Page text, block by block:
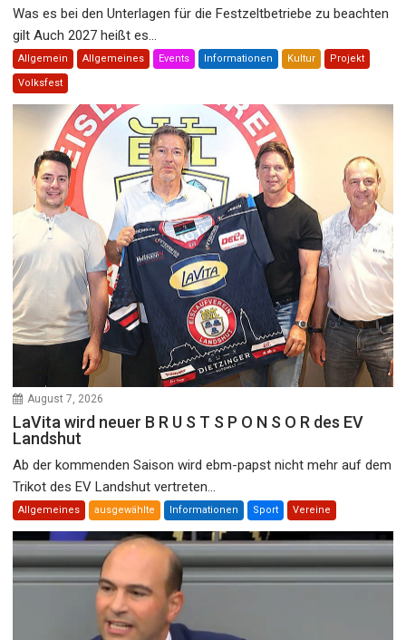
Was es bei den Unterlagen für die Festzeltbetriebe zu beachten
gilt Auch 2027 heißt es...
Allgemein Allgemeines Events Informationen Kultur Projekt
Volksfest
August 7, 2026
LaVita wird neuer B R U S T S P O N S O R des EV
Landshut
Ab der kommenden Saison wird ebm-papst nicht mehr auf dem
Trikot des EV Landshut vertreten...
Allgemeines ausgewählte Informationen Sport Vereine